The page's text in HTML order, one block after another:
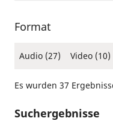
Format
Audio (27) Video (10)
Es wurden 37
Suchergebnisse